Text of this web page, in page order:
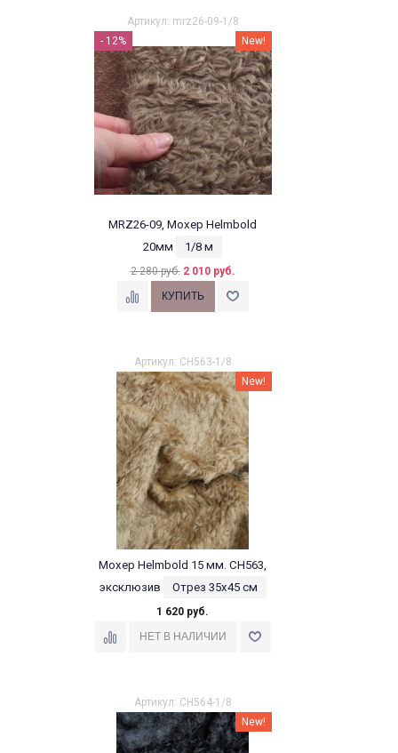
Артикул: mrz26-09-1/8
- 12%
New!
MRZ26-09, Мохер Helmbold
20мм
1/8 м
2 280 руб. 2 010 руб.
Артикул: CH563-1/8
New!
Мохер Helmbold 15 мм. CH563,
эксклюзив
Отрез 35х45 см
1 620 руб.
Артикул: CH564-1/8
New!